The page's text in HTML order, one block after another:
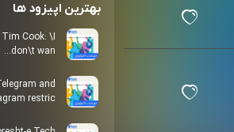
بهترین اپیزود ها
Cook: \I
don\t wan...
and
restric...